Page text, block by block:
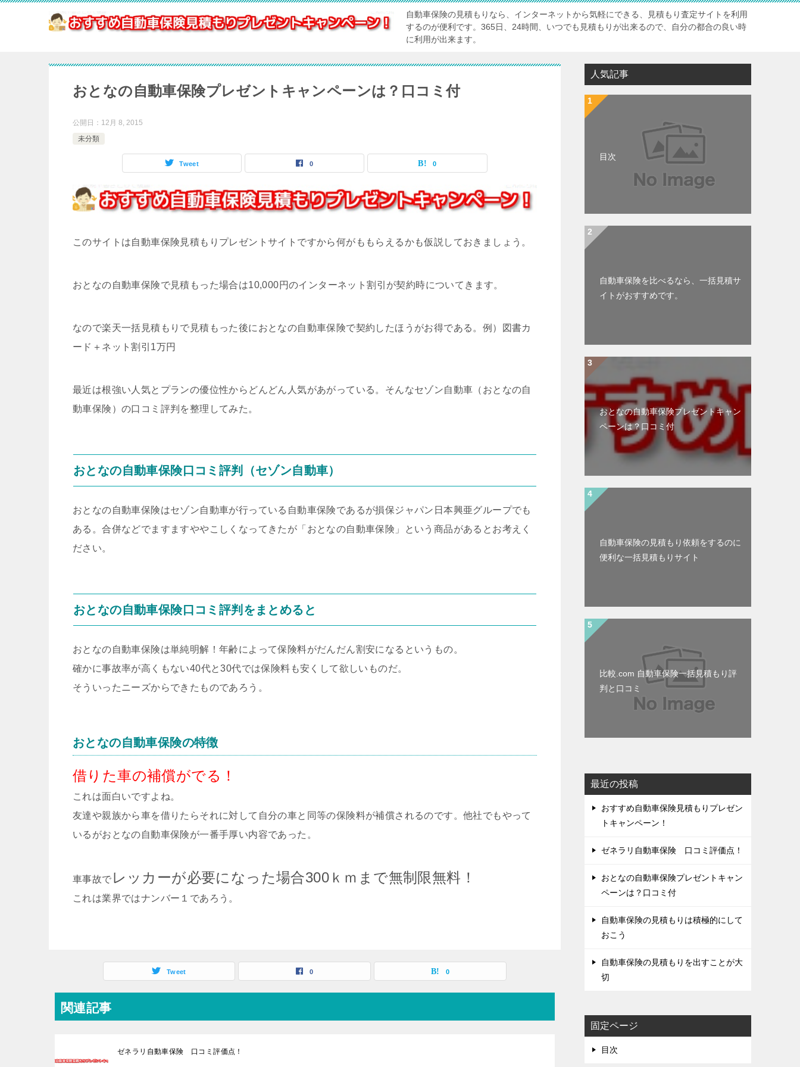
自動車保険の見積もりなら、インターネットから気軽にできる、見積もり査定サイトを利用
するのが便利です。365日、24時間、いつでも見積もりが出来るので、自分の都合の良い時
に利用が出来ます。
おとなの自動車保険プレゼントキャンペーンは？口コミ付
公開日： 12月 8, 2015
未分類
Tweet 0 0
このサイトは自動車保険見積もりプレゼントサイトですから何がももらえるかも仮説しておきましょう。
おとなの自動車保険で見積もった場合は10,000円のインターネット割引が契約時についてきます。
なので楽天一括見積もりで見積もった後におとなの自動車保険で契約したほうがお得である。例）図書カ
ード＋ネット割引1万円
最近は根強い人気とプランの優位性からどんどん人気があがっている。そんなセゾン自動車（おとなの自
動車保険）の口コミ評判を整理してみた。
おとなの自動車保険口コミ評判（セゾン自動車）
おとなの自動車保険はセゾン自動車が行っている自動車保険であるが損保ジャパン日本興亜グループでも
ある。合併などでますますややこしくなってきたが「おとなの自動車保険」という商品があるとお考えく
ださい。
おとなの自動車保険口コミ評判をまとめると
おとなの自動車保険は単純明解！年齢によって保険料がだんだん割安になるというもの。
確かに事故率が高くもない40代と30代では保険料も安くして欲しいものだ。
そういったニーズからできたものであろう。
おとなの自動車保険の特徴
借りた車の補償がでる！
これは面白いですよね。
友達や親族から車を借りたらそれに対して自分の車と同等の保険料が補償されるのです。他社でもやって
いるがおとなの自動車保険が一番手厚い内容であった。
車事故で レッカーが必要になった場合300ｋｍまで無制限無料！
これは業界ではナンバー１であろう。
Tweet 0 0
関連記事
ゼネラリ自動車保険 口コミ評価点！
人気記事
目次
自動車保険を比べるなら、一括見積サ
イトがおすすめです。
おとなの自動車保険プレゼントキャン
ペーンは？口コミ付
自動車保険の見積もり依頼をするのに
便利な一括見積もりサイト
比較.com 自動車保険一括見積もり評
判と口コミ
最近の投稿
おすすめ自動車保険見積もりプレゼン
トキャンペーン！
ゼネラリ自動車保険 口コミ評価点！
おとなの自動車保険プレゼントキャン
ペーンは？口コミ付
自動車保険の見積もりは積極的にして
おこう
自動車保険の見積もりを出すことが大
切
固定ページ
目次